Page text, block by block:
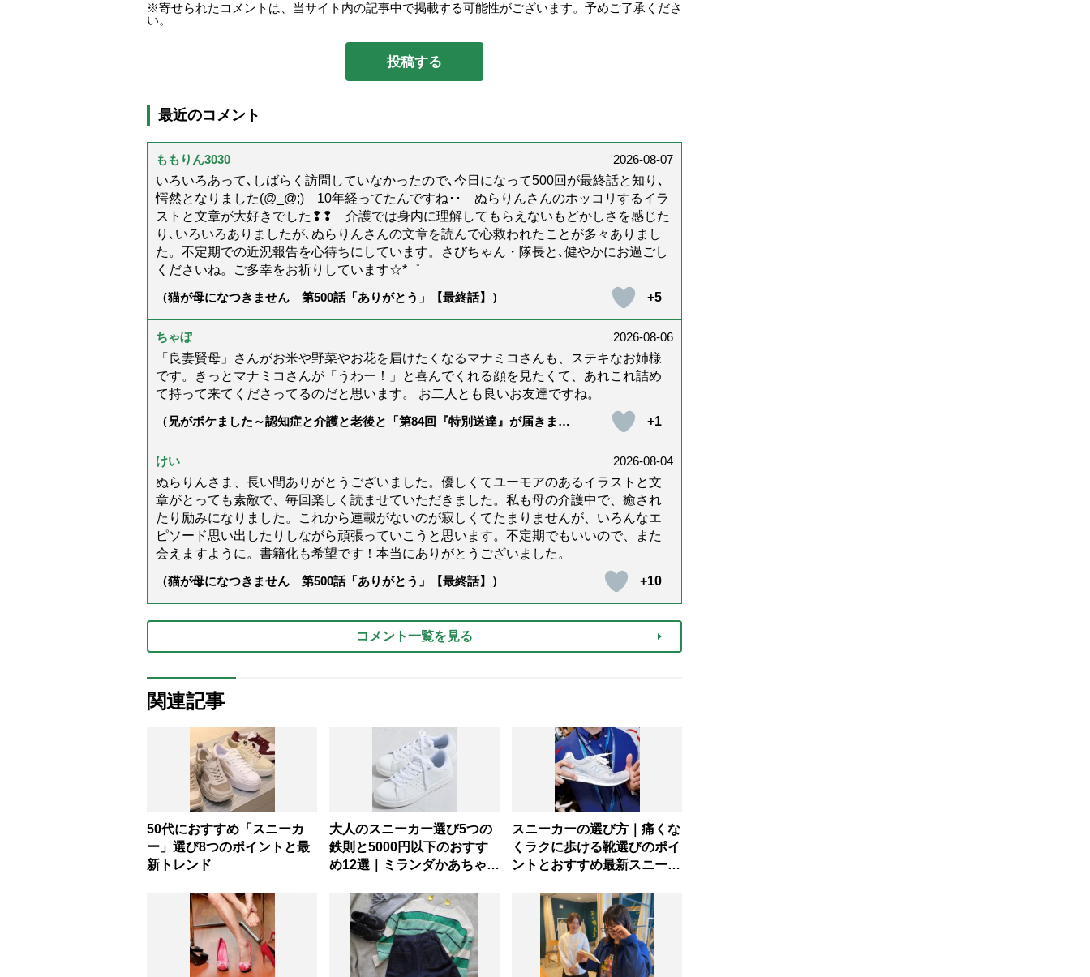
寄せられたコメントは、当サイト内の記事中で掲載する可能性がございます。予めご了承くださ
い。
最近のコメント
ももりん3030
2026-08-07
いろいろあって､しばらく訪問していなかったので､今日になって500回が最終話と知り､
愕然となりました(@_@;) 10年経ってたんですね･･ ぬらりんさんのホッコリするイラ
ストと文章が大好きでした❢❢ 介護では身内に理解してもらえないもどかしさを感じた
り､いろいろありましたが､ぬらりんさんの文章を読んで心救われたことが多々ありまし
た。不定期での近況報告を心待ちにしています。さびちゃん・隊長と､健やかにお過ごし
くださいね。ご多幸をお祈りしています☆*゜
（猫が母になつきません 第500話「ありがとう」【最終話】）
+5
ちゃぼ
2026-08-06
「良妻賢母」さんがお米や野菜やお花を届けたくなるマナミコさんも、ステキなお姉様
です。きっとマナミコさんが「うわー！」と喜んでくれる顔を見たくて、あれこれ詰め
て持って来てくださってるのだと思います。 お二人とも良いお友達ですね。
（兄がボケました～認知症と介護と老後と「第84回『特別送達』が届きまし
+1
けい
2026-08-04
ぬらりんさま、長い間ありがとうございました。優しくてユーモアのあるイラストと文
章がとっても素敵で、毎回楽しく読ませていただきました。私も母の介護中で、癒され
たり励みになりました。これから連載がないのが寂しくてたまりませんが、いろんなエ
ピソード思い出したりしながら頑張っていこうと思います。不定期でもいいので、また
会えますように。書籍化も希望です！本当にありがとうございました。
（猫が母になつきません 第500話「ありがとう」【最終話】）
+10
コメント一覧を見る
関連記事
50代におすすめ「スニーカ
ー」選び8つのポイントと最
新トレンド
大人のスニーカー選び5つの
鉄則と5000円以下のおすす
め12選｜ミランダかあちゃん
スニーカーの選び方｜痛くな
くラクに歩ける靴選びのポイ
ントとおすすめ最新スニーカ